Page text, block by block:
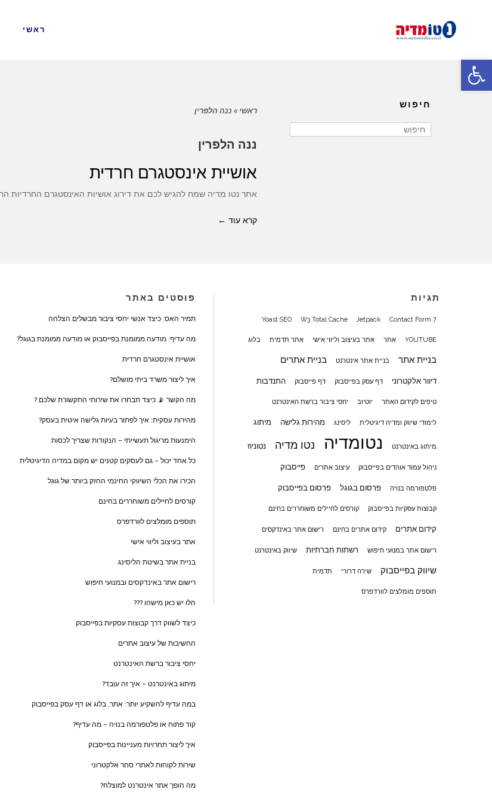
פתח סרגל נגישות
ראשי
ראשי » ננה הלפרין
ננה הלפרין
אושיית אינסטגרם חרדית
אתר נטו מדיה שמח להגיש לכם את דירוג אושיות האינסטגרם החרדיות
קרא עוד ←
חיפוש
תגיות
Contact Form 7
Jetpack
W3 Total Cache
Yoast SEO
YOUTUBE אתר אתר בעיצוב וליווי אישי אתר תדמית בלוג
בניית אתר בניית אתר אינטרנט בניית אתרים
דיוור אלקטרוני דף עסק בפייסבוק דף פייסבוק התנדבות
טיפים לקידום האתר יוטיוב יחסי ציבור ברשת האינטרנט
לימודי שיווק ומדיה דיגיטלית ליסינג מהירות גלישה מיתוג
מיתוג באינטרנט נטומדיה נטו מדיה נטוניוז
ניהול עמוד אוהדים בפייסבוק עיצוב אתרים פייסבוק
פלטפורמה בנויה פרסום בגוגל פרסום בפייסבוק
קבוצות עסקיות בפייסבוק קורסים לחיילים משוחררים בחינם
קידום אתרים קידום אתרים בחינם רישום אתר באינדקסים
רישום אתר במנועי חיפוש רשתות חברתיות שיווק באינטרנט
שיווק בפייסבוק שירה דרורי תדמית
תוספים מומלצים לוורדפרס
פוסטים באתר
תמיר האס: כיצד אנשי יחסי ציבור מבשלים הצלחה
מה עדיף: מודעה ממומנת בפייסבוק או מודעה ממומנת בגוגל?
אושיית אינסטגרם חרדית
איך ליצור משרד ביתי מושלם?
מה הקשר 📡 כיצד תבחרו את שירותי התקשורת שלכם ?
מהירות עסקית: איך לפתור בעיות גלישה איטית בעסק?
הימנעות מריגול תעשייתי – הנקודות שצריך לכסות
כל אחד יכול – גם לעסקים קטנים יש מקום במדיה הדיגיטלית
הכירו את הכלי השיווקי החינמי החזק ביותר של גוגל
קורסים לחיילים משוחררים בחינם
תוספים מומלצים לוורדפרס
אתר בעיצוב וליווי אישי
בניית אתר בשיטת הליסינג
רישום אתר באינדקסים ובמנועי חיפוש
הלו יש כאן מישהו ???
כיצד לשווק דרך קבוצות עסקיות בפייסבוק
החשיבות של עיצוב אתרים
יחסי ציבור ברשת האינטרנט
מיתוג באינטרנט – איך זה עובד?
במה עדיף להשקיע יותר: אתר, בלוג או דף עסק בפייסבוק
קוד פתוח או פלטפורמה בנויה – מה עדיף?
איך ליצור תחרויות מעניינות בפייסבוק
שירות לקוחות לאתרי סחר אלקטרוני
מה הופך אתר אינטרנט למוצלח?